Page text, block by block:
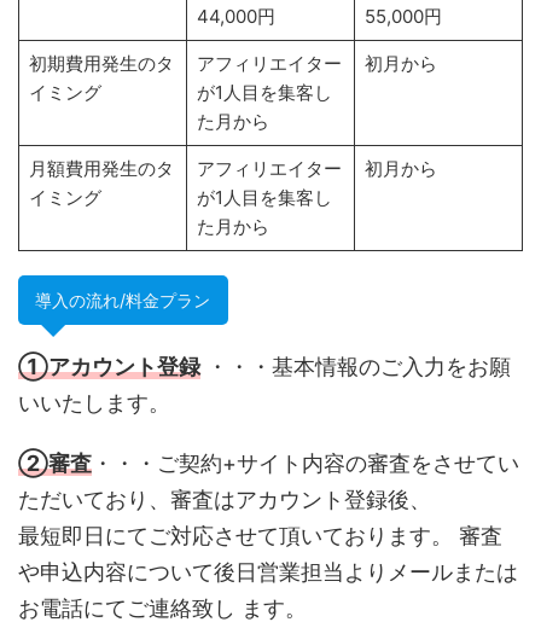
44,000円
55,000円
初期費用発生のタ
イミング
アフィリエイター
が1人目を集客し
た月から
初月から
月額費用発生のタ
イミング
アフィリエイター
が1人目を集客し
た月から
初月から
導入の流れ/料金プラン
①アカウント登録・・・基本情報のご入力をお願
いいたします。
②審査 ・・・ご契約+サイト内容の審査をさせてい
ただいており、審査はアカウント登録後、
最短即日にてご対応させて頂いております。 審査
や申込内容について後日営業担当よりメールまたは
お電話にてご連絡致し ます。